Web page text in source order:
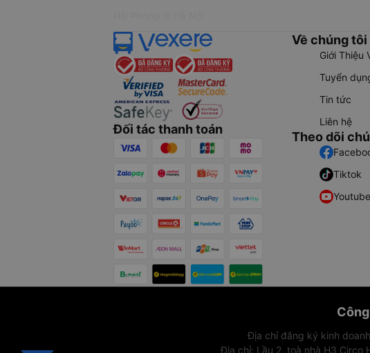
Đối tác thanh toán
Về chúng tôi
Giới Thiệu
Tuyển
Tin tức
Liên hệ
Theo dõi
Tiktok
Youtube
Địa chỉ đăng ký kinh
Địa chỉ: Lầu 2, toà nhà H3 Circo